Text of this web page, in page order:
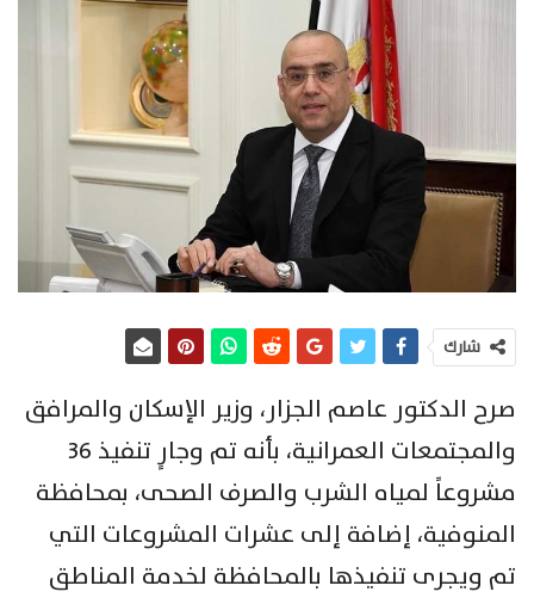
شارك
صرح الدكتور عاصم الجزار، وزير الإسكان والمرافق
والمجتمعات العمرانية، بأنه تم وجارٍ تنفيذ 36
مشروعاً لمياه الشرب والصرف الصحى، بمحافظة
المنوفية، إضافة إلى عشرات المشروعات التي
تم ويجرى تنفيذها بالمحافظة لخدمة المناطق